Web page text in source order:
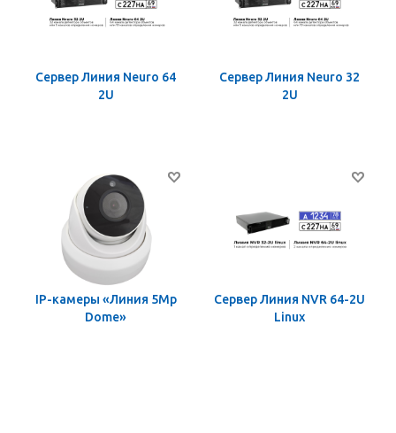
Сервер Линия Neuro 64
2U
Сервер Линия Neuro 32
2U
IP-камеры «Линия 5Mp
Dome»
Сервер Линия NVR 64-2U
Linux